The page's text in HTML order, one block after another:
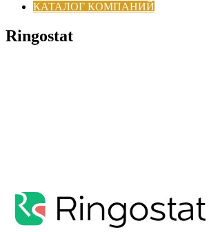
КАТАЛОГ КОМПАНИЙ
Ringostat